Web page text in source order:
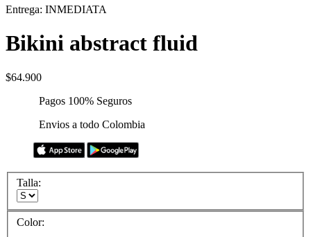
Entrega: INMEDIATA
Bikini abstract fluid
$64.900
Pagos 100% Seguros
Envios a todo Colombia
Talla:
Color: